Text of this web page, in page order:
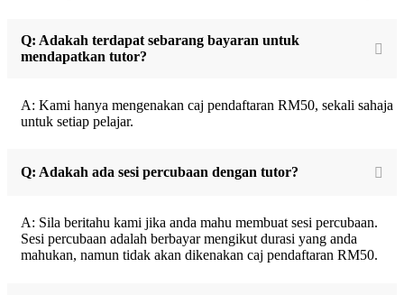
Q: Adakah terdapat sebarang bayaran untuk
mendapatkan tutor?
A: Kami hanya mengenakan caj pendaftaran RM50, sekali sahaja
untuk setiap pelajar.
Q: Adakah ada sesi percubaan dengan tutor?
A: Sila beritahu kami jika anda mahu membuat sesi percubaan.
Sesi percubaan adalah berbayar mengikut durasi yang anda
mahukan, namun tidak akan dikenakan caj pendaftaran RM50.